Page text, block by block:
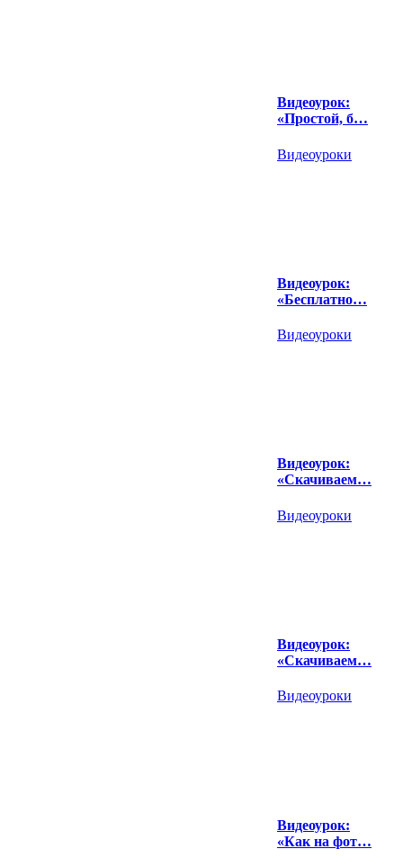
Видеоурок:
«Простой, б…
Видеоуроки
Видеоурок:
«Бесплатно…
Видеоуроки
Видеоурок:
«Скачиваем…
Видеоуроки
Видеоурок:
«Скачиваем…
Видеоуроки
Видеоурок:
«Как на фот…